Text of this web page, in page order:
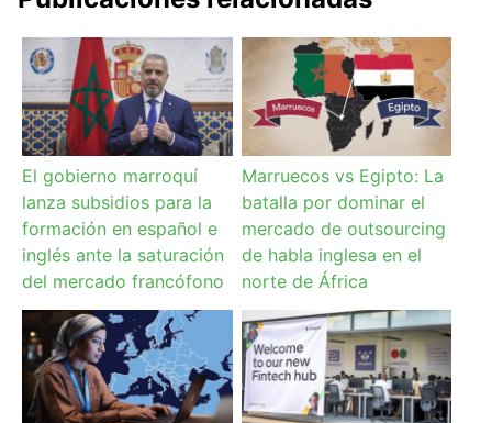
El gobierno marroquí
lanza subsidios para la
formación en español e
inglés ante la saturación
del mercado francófono
Marruecos vs Egipto: La
batalla por dominar el
mercado de outsourcing
de habla inglesa en el
norte de África